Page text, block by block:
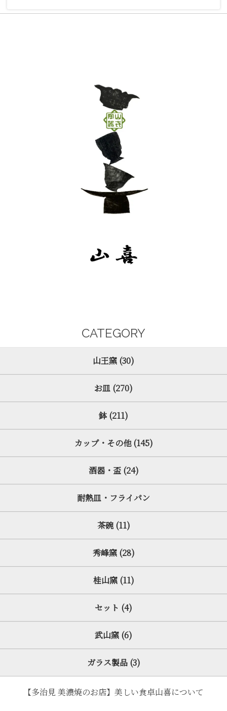
CATEGORY
山王窯 (30)
お皿 (270)
鉢 (211)
カップ・その他 (145)
酒器・盃 (24)
耐熱皿・フライパン
茶碗 (11)
秀峰窯 (28)
桂山窯 (11)
セット (4)
武山窯 (6)
ガラス製品 (3)
【多治見 美濃焼のお店】美しい食卓山喜について